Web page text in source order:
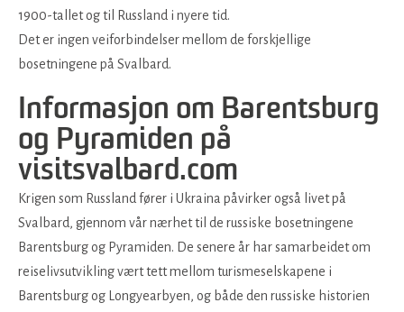
1900-tallet og til Russland i nyere tid.
Det er ingen veiforbindelser mellom de forskjellige
bosetningene på Svalbard.
Informasjon om Barentsburg
og Pyramiden på
visitsvalbard.com
Krigen som Russland fører i Ukraina påvirker også livet på
Svalbard, gjennom vår nærhet til de russiske bosetningene
Barentsburg og Pyramiden. De senere år har samarbeidet om
reiselivsutvikling vært tett mellom turismeselskapene i
Barentsburg og Longyearbyen, og både den russiske historien